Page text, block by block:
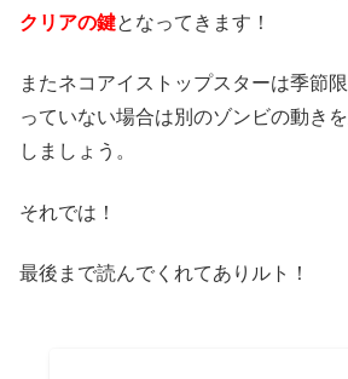
クリアの鍵となってきます！
またネコアイストップスターは季節
っていない場合は別のゾンビの動き
しましょう。
それでは！
最後まで読んでくれてありルト！